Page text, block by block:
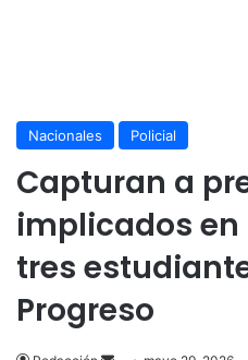
Nacionales Policial
Capturan a
implicados
tres
Progreso